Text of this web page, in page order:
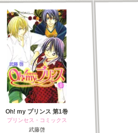
Oh! my プリンス 第1巻
プリンセス・コミックス
武藤啓